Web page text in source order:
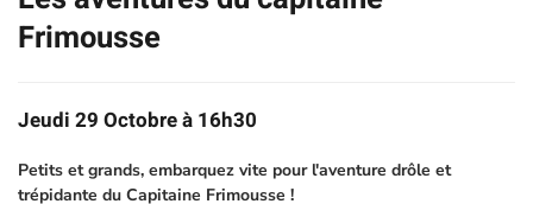
Frimousse
Jeudi 29 Octobre à 16h30
Petits et grands, embarquez vite pour l'aventure drôle et
trépidante du Capitaine Frimousse !